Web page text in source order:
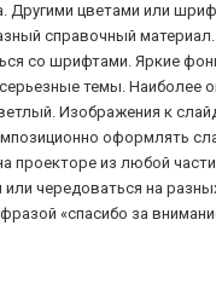
Другими цветами или
справочный
со шрифтами. Яркие
темы. Наиболее
Изображения к
оформлять
проекторе из любой
или чередоваться на
«спасибо за